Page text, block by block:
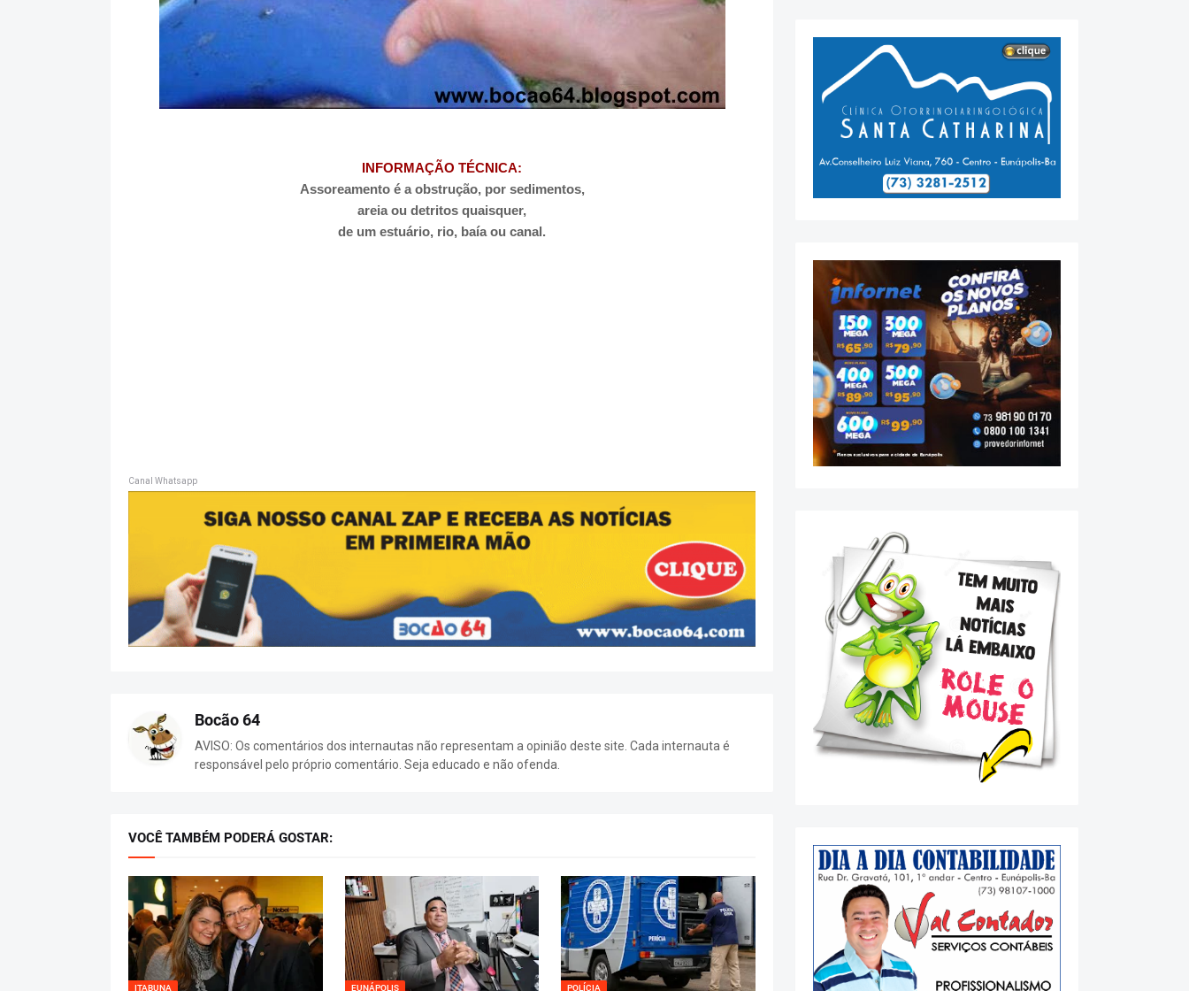
INFORMAÇÃO TÉCNICA:
Assoreamento é a obstrução, por sedimentos,
areia ou detritos quaisquer,
de um estuário, rio, baía ou canal.
Canal Whatsapp
Bocão 64
AVISO: Os comentários dos internautas não representam a opinião deste site. Cada internauta é
responsável pelo próprio comentário. Seja educado e não ofenda.
VOCÊ TAMBÉM PODERÁ GOSTAR:
ITABUNA EUNÁPOLIS POLÍCIA